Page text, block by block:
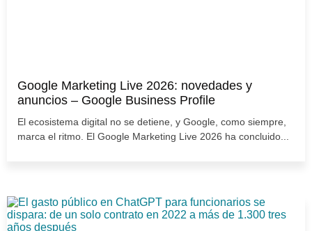
Google Marketing Live 2026: novedades y
anuncios – Google Business Profile
El ecosistema digital no se detiene, y Google, como siempre,
marca el ritmo. El Google Marketing Live 2026 ha concluido...